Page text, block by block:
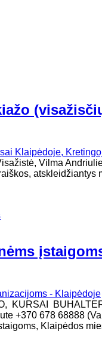
- Visažistė, Vilma
atskleidžiantys
KURSAI
+370 678 68888
Klaipėdos